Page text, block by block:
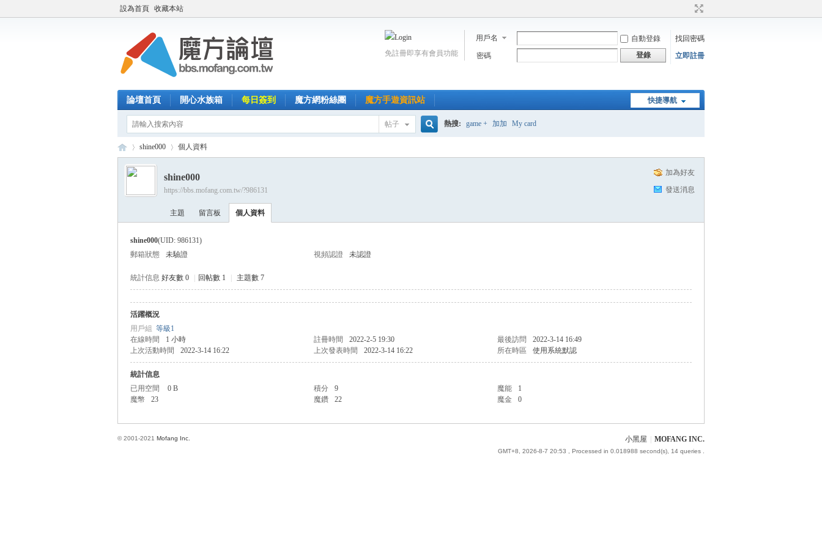
設為首頁 收藏本站
用戶名 自動登錄
找回密碼
密碼
登錄 立即註冊
免註冊即享有會員功能
快捷導航
論壇首頁 開心水族箱 每日簽到 魔方網粉絲團 魔方手遊資訊站
帖子 熱搜: game + 加加 My card
›
shine000 個人資料
加為好友
發送消息
shine000
https://bbs.mofang.com.tw/?986131
主題 留言板 個人資料
shine000(UID: 986131)
郵箱狀態
未驗證 視頻認證 未認證
統計信息 好友數 0 回帖數 1 主題數 7
活躍概況
用戶組 等級1
在線時間
1 小時 註冊時間 2022-2-5 19:30 最後訪問
2022-3-14 16:49
上次活動時間
2022-3-14 16:22 上次發表時間 2022-3-14 16:22 所在時區 使用系統默認
統計信息
已用空間
0 B 積分 9 魔能
1
魔幣
23 魔鑽 22 魔金 0
小黑屋 MOFANG INC.
GMT+8, 2026-8-7 20:53 , Processed in 0.018988 second(s), 14 queries .
© 2001-2021 Mofang Inc.